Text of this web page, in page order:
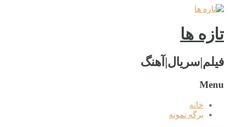
تازه ها
فیلم|سریال|آهنگ
Menu
خانه
برگه نمونه